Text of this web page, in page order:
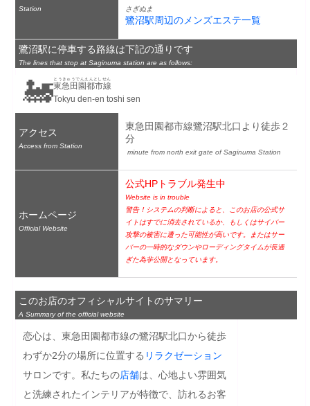
Station
さぎぬま
鷺沼駅周辺のメンズエステ一覧
鷺沼駅に停車する路線は下記の通りです
The lines that stop at Saginuma station are as follows:
🚂東急田園都市線
とうきゅうでんえんとしせん
Tokyu den-en toshi sen
アクセス
Access from Station
東急田園都市線鷺沼駅北口より徒歩２
分
minute from north exit gate of Saginuma Station
ホームページ
Official Website
公式HPトラブル発生中
Website is in trouble
警告！システムの判断によると、このお店の公式サ
イトはすでに消去されているか、もしくはサイバー
攻撃の被害に遭った可能性が高いです。またはサー
バーの一時的なダウンやローディングタイムが長過
ぎた為非公開となっています。
このお店のオフィシャルサイトのサマリー
A Summary of the official website
恋心は、東急田園都市線の鷺沼駅北口から徒歩
わずか2分の場所に位置する リラクゼーション
サロンです。私たちの店舗は、心地よい雰囲気
と洗練されたインテリアが特徴で、訪れるお客